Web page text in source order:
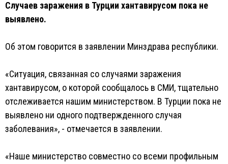
Случаев заражения в Турции хантавирусом пока не
выявлено.
Об этом говорится в заявлении Минздрава республики.
«Ситуация, связанная со случаями заражения
хантавирусом, о которой сообщалось в СМИ, тщательно
отслеживается нашим министерством. В Турции пока не
выявлено ни одного подтвержденного случая
заболевания», - отмечается в заявлении.
«Наше министерство совместно со всеми профильным